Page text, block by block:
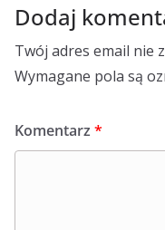
Dodaj
Twój adres email nie
Wymagane pola są
Komentarz *